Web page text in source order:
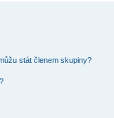
stát členem skupiny?